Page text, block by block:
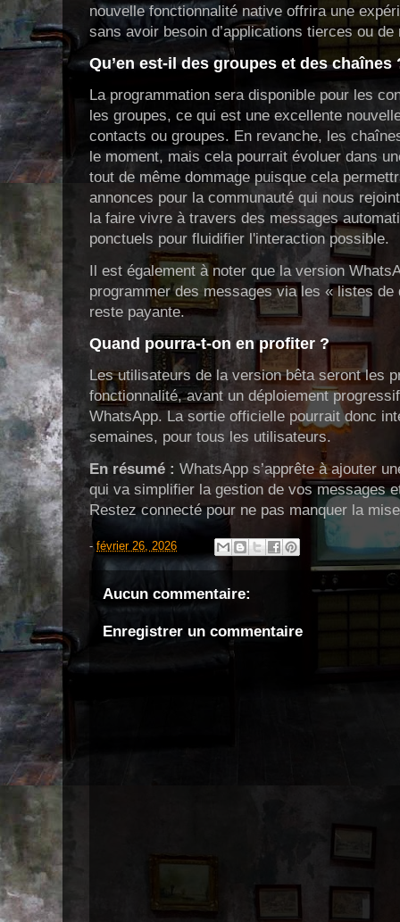
nouvelle fonctionnalité native offrira une
sans avoir besoin d’applications tierces ou
Qu’en est-il des groupes et des chaînes
La programmation sera disponible pour les
les groupes, ce qui est une excellente
contacts ou groupes. En revanche, les
le moment, mais cela pourrait évoluer dans
tout de même dommage puisque cela
annonces pour la communauté qui nous
la faire vivre à travers des messages
ponctuels pour fluidifier l'interaction possible.
Il est également à noter que la version
programmer des messages via les « listes
reste payante.
Quand pourra-t-on en profiter ?
Les utilisateurs de la version bêta seront les
fonctionnalité, avant un déploiement
WhatsApp. La sortie officielle pourrait donc
semaines, pour tous les utilisateurs.
En résumé : WhatsApp s’apprête à ajouter
qui va simplifier la gestion de vos messages
Restez connecté pour ne pas manquer la
- février 26, 2026
Aucun commentaire:
Enregistrer un commentaire